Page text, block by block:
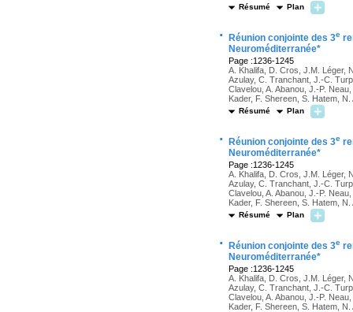
Résumé Plan
· Réunion conjointe des 3e
Neuroméditerranée*
Page :1236-1245
A. Khalifa, D. Cros, J.M. Léger,
Azulay, C. Tranchant, J.-C.
Clavelou, A. Abanou, J.-P.
Kader, F. Shereen, S. Hatem,
Résumé Plan
· Réunion conjointe des 3e
Neuroméditerranée*
Page :1236-1245
A. Khalifa, D. Cros, J.M. Léger,
Azulay, C. Tranchant, J.-C.
Clavelou, A. Abanou, J.-P.
Kader, F. Shereen, S. Hatem,
Résumé Plan
· Réunion conjointe des 3e
Neuroméditerranée*
Page :1236-1245
A. Khalifa, D. Cros, J.M. Léger,
Azulay, C. Tranchant, J.-C.
Clavelou, A. Abanou, J.-P.
Kader, F. Shereen, S. Hatem,